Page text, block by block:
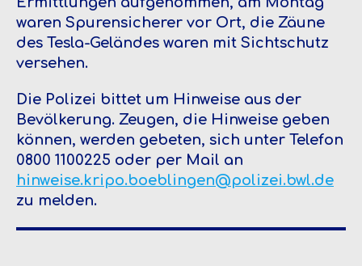
waren Spurensicherer vor Ort, die Zäune
des Tesla-Geländes waren mit Sichtschutz
versehen.
Die Polizei bittet um Hinweise aus der
Bevölkerung. Zeugen, die Hinweise geben
können, werden gebeten, sich unter Telefon
0800 1100225 oder per Mail an
hinweise.kripo.boeblingen@polizei.bwl.de
zu melden.